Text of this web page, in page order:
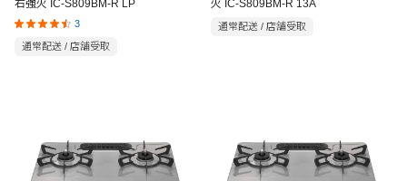
右強火 IC-S809BM-R LP
3
通常配送 / 店舗受取
火 IC-S809BM-R 13A
通常配送 / 店舗受取